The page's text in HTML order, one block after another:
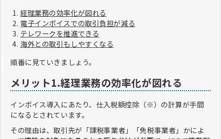
経理業務の効率化が図れる
電子インボイスでの取引負担が減る
テレワークを推進できる
海外との取引もしやすくなる
順番に見ていきましょう。
メリット1.経理業務の効率化が図れる
インボイス導入にあたり、仕入税額控除（※）の計算が手間
になるとされています。
その理由は、取引先が「課税事業者」「免税事業者」かによ